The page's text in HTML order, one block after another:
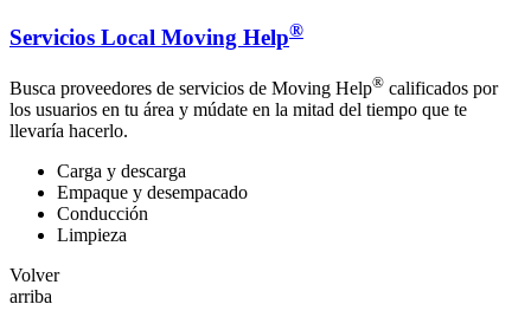
Servicios Local Moving Help®
Busca proveedores de servicios de Moving Help® calificados por
los usuarios en tu área y múdate en la mitad del tiempo que te
llevaría hacerlo.
Carga y descarga
Empaque y desempacado
Conducción
Limpieza
Volver
arriba